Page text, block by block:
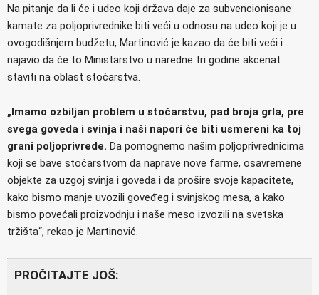
Na pitanje da li će i udeo koji država daje za subvencionisane
kamate za poljoprivrednike biti veći u odnosu na udeo koji je u
ovogodišnjem budžetu, Martinović je kazao da će biti veći i
najavio da će to Ministarstvo u naredne tri godine akcenat
staviti na oblast stočarstva.
„Imamo ozbiljan problem u stočarstvu, pad broja grla, pre
svega goveda i svinja i naši napori će biti usmereni ka toj
grani poljoprivrede. Da pomognemo našim poljoprivrednicima
koji se bave stočarstvom da naprave nove farme, osavremene
objekte za uzgoj svinja i goveda i da prošire svoje kapacitete,
kako bismo manje uvozili goveđeg i svinjskog mesa, a kako
bismo povećali proizvodnju i naše meso izvozili na svetska
tržišta“, rekao je Martinović.
PROČITAJTE JOŠ: